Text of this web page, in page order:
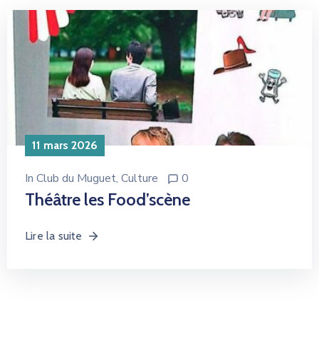
11 mars 2026
In Club du Muguet‚ Culture 0
Théâtre les Food’scène
Lire la suite